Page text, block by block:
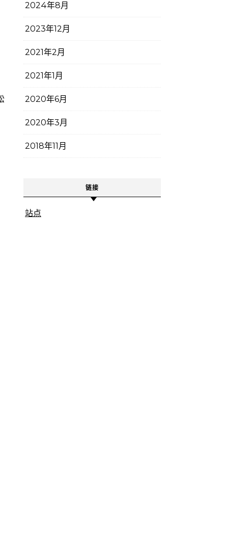
2024年8月
2023年12月
2021年2月
2021年1月
2020年6月
2020年3月
2018年11月
链接
站点